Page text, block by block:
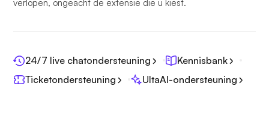
verlopen, ongeacht de extensie die u kiest.
24/7 live chatondersteuning
Kennisbank
Ticketondersteuning
UltaAI-ondersteuning